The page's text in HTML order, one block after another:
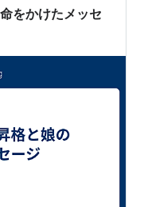
ます…
をかけたメッセ